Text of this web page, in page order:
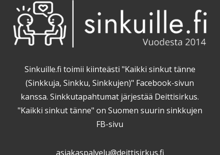
Sinkuille.fi toimii kiinteästi "Kaikki sinkut tänne
(Sinkkuja, Sinkku, Sinkkujen)" Facebook-sivun
kanssa. Sinkkutapahtumat järjestää Deittisirkus.
"Kaikki sinkut tänne" on Suomen suurin sinkkujen
FB-sivu
asiakaspalvelu@deittisirkus.fi